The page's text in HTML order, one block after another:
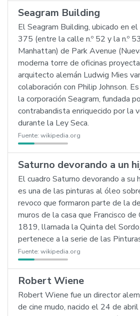
Seagram Building
El Seagram Building, ubicado en el
375 (entre la calle n.º 52 y la n.º
Manhattan) de Park Avenue
moderna torre de oficinas
arquitecto alemán Ludwig Mies
colaboración con Philip Johnson.
la corporación Seagram, fundada
contrabandista enriquecido por la
durante la Ley Seca.
Fuente: wikipedia.org
Saturno devorando a un
El cuadro Saturno devorando a su
es una de las pinturas al óleo
revoco que formaron parte de la
muros de la casa que Francisco de
1819, llamada la Quinta del
pertenece a la serie de las
Fuente: wikipedia.org
Robert Wiene
Robert Wiene fue un director
de cine mudo, nacido el 24 de